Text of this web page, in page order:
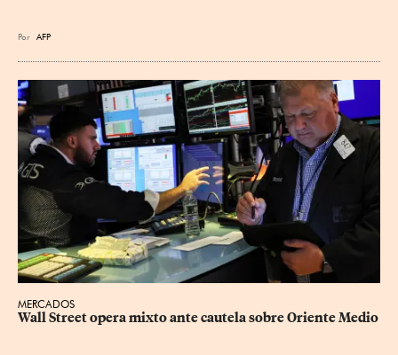
Por AFP
MERCADOS
Wall Street opera mixto ante cautela sobre Oriente Medio